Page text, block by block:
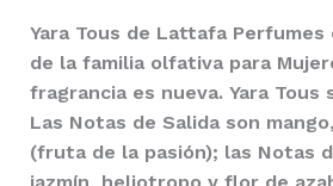
Yara Tous de Lattafa Perfumes
de la familia olfativa para
fragrancia es nueva. Yara Tous
Las Notas de Salida son
(fruta de la pasión); las Notas